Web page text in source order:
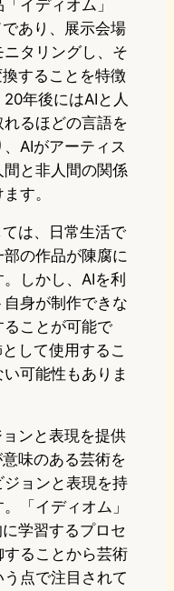
b
o
o
k
n
a
イディオム」
あり、展示会場
タリングし、そ
することを特徴
年後にはAIと人
るほどの言語を
AIがアーティス
間と非人間の関係
す。
は、日常生活で
の作品が陳腐に
しかし、AIを利
身が制作できな
ことが可能で
して使用するこ
可能性もありま
ンと表現を提供
味のある芸術を
ョンと表現を持
「イディオム」
学習するプロセ
ることから芸術
点で注目されて